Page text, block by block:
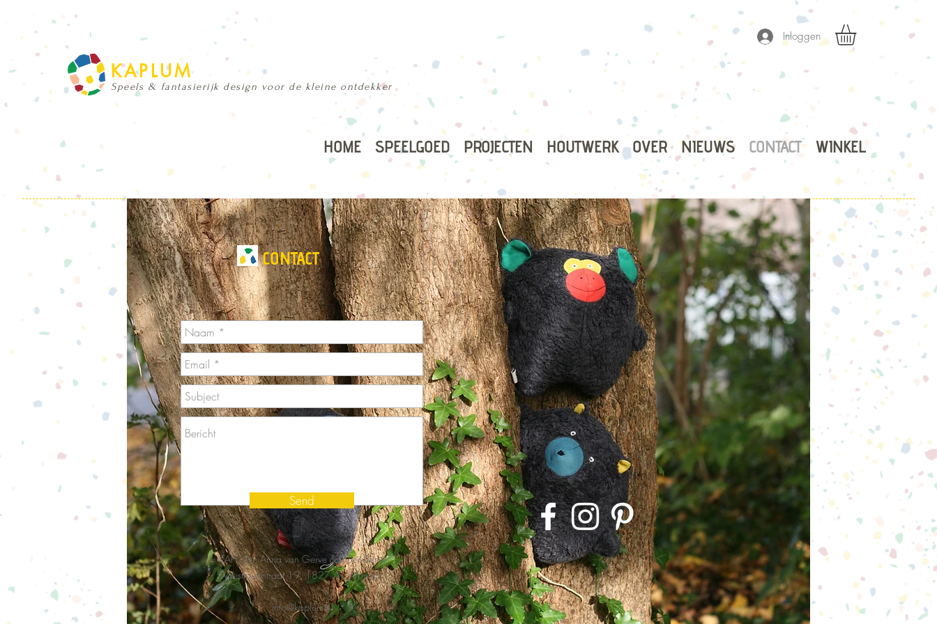
KAPLUM
Speels & fantasierijk design voor de kleine ontdekker
Inloggen
HOME SPEELGOED PROJECTEN HOUTWERK OVER NIEUWS CONTACT WINKEL
CONTACT
KAPLUM, Anna van Gerve & Alper Demir
Westfalenstraat 19,1827 AV, Alkmaar
info@kaplum.nl
Send